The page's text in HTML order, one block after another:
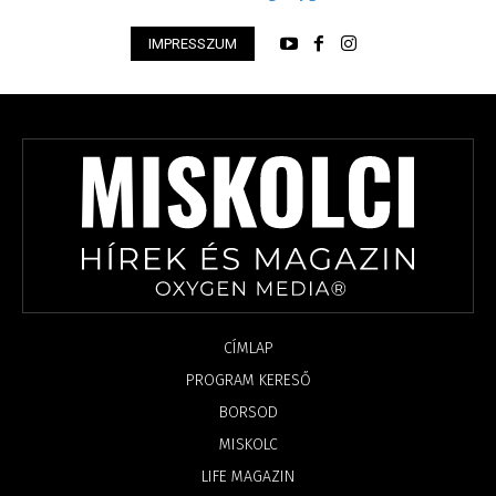
IMPRESSZUM
CÍMLAP
PROGRAM KERESŐ
BORSOD
MISKOLC
LIFE MAGAZIN